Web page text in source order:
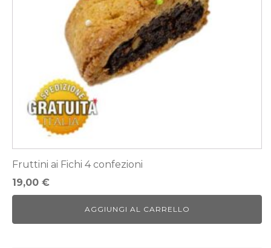
Fruttini ai Fichi 4 confezioni
19,00 €
AGGIUNGI AL CARRELLO